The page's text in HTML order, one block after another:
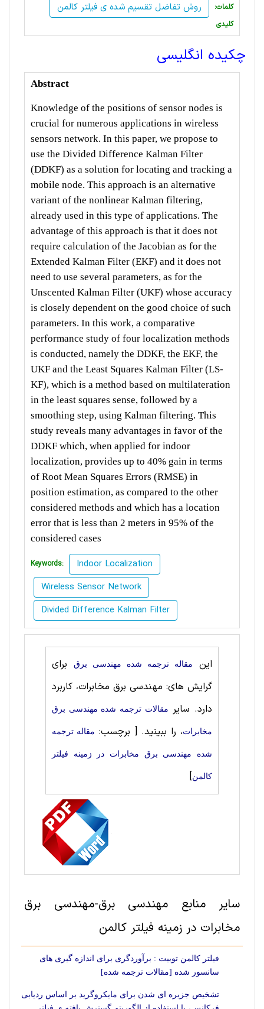
روش تفاضل تقسیم شده ی فیلتر کالمن
:کلمات
کلیدی
چکیده انگلیسی
Abstract
Knowledge of the positions of sensor nodes is
crucial for numerous applications in wireless
sensors network. In this paper, we propose to
use the Divided Difference Kalman Filter
(DDKF) as a solution for locating and tracking a
mobile node. This approach is an alternative
variant of the nonlinear Kalman filtering,
already used in this type of applications. The
advantage of this approach is that it does not
require calculation of the Jacobian as for the
Extended Kalman Filter (EKF) and it does not
need to use several parameters, as for the
Unscented Kalman Filter (UKF) whose accuracy
is closely dependent on the good choice of such
parameters. In this work, a comparative
performance study of four localization methods
is conducted, namely the DDKF, the EKF, the
UKF and the Least Squares Kalman Filter (LS-
KF), which is a method based on multilateration
in the least squares sense, followed by a
smoothing step, using Kalman filtering. This
study reveals many advantages in favor of the
DDKF which, when applied for indoor
localization, provides up to 40% gain in terms
of Root Mean Squares Errors (RMSE) in
position estimation, as compared to the other
considered methods and which has a location
error that is less than 2 meters in 95% of the
considered cases
Keywords:
Indoor Localization
Wireless Sensor Network
Divided Difference Kalman Filter
این مقاله ترجمه شده مهندسی برق
برای
گرایش های: مهندسی برق مخابرات، کاربرد
دارد. سایر مقالات ترجمه شده مهندسی برق
مخابرات، را ببینید.[ برچسب: مقاله ترجمه
شده مهندسی برق مخابرات در زمینه فیلتر
کالمن]
سایر منابع مهندسی برق-مهندسی برق
مخابرات در زمینه فیلتر کالمن
فیلتر کالمن توبیت : برآوردگری برای اندازه گیری های
سانسور شده [مقالات ترجمه شده]
تشخیص جزیره ای شدن برای مایکروگرید بر اساس ردیابی